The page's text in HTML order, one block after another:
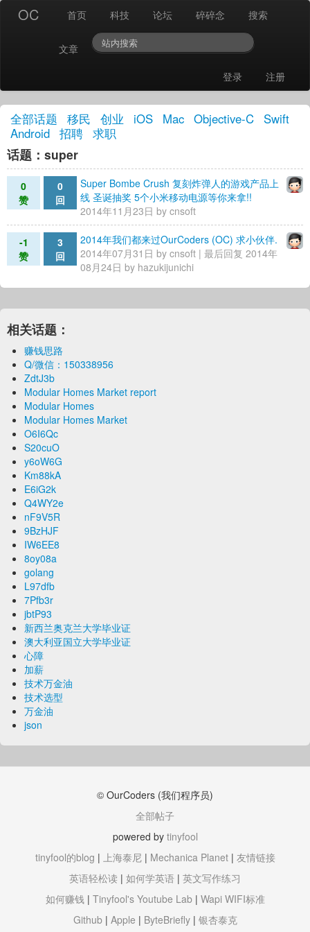
OC 首页 科技 论坛 碎碎念 搜索
文章
登录
注册
全部话题 移民 创业 iOS Mac Objective-C
Swift
Android 招聘 求职
话题：super
0
赞
0
回
Super Bombe Crush 复刻炸弹人的游戏产品上
线 圣诞抽奖 5个小米移动电源等你来拿!!
2014年11月23日 by cnsoft
-1
赞
3
回
2014年我们都来过OurCoders (OC) 求小伙伴.
2014年07月31日 by cnsoft | 最后回复 2014年
08月24日 by hazukijunichi
相关话题：
赚钱思路
Q/微信：150338956
ZdtJ3b
Modular Homes Market report
Modular Homes
Modular Homes Market
O6I6Qc
S20cuO
y6oW6G
Km88kA
E6iG2k
Q4WY2e
nF9V5R
9BzHJF
IW6EE8
8oy08a
golang
L97dfb
7Pfb3r
jbtP93
新西兰奥克兰大学毕业证
澳大利亚国立大学毕业证
心障
加薪
技术万金油
技术选型
万金油
json
© OurCoders (我们程序员)
全部帖子
powered by tinyfool
tinyfool的blog | 上海泰尼| Mechanica Planet| 友情链接
英语轻松读 | 如何学英语 | 英文写作练习
如何赚钱| Tinyfool's Youtube Lab| Wapi WIFI标准
Github| Apple | ByteBriefly| 银杏泰克